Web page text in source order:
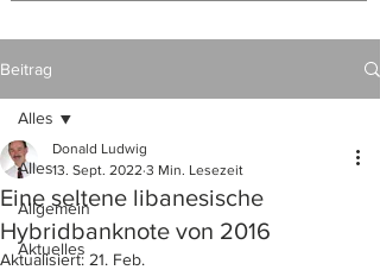
Beitrag
Alles
Allgemein
Aktuelles
Alles
Eine seltene libanesische
Hybridbanknote von 2016
Donald Ludwig
13. Sept. 2022 3 Min. Lesezeit
Aktualisiert: 21. Feb.